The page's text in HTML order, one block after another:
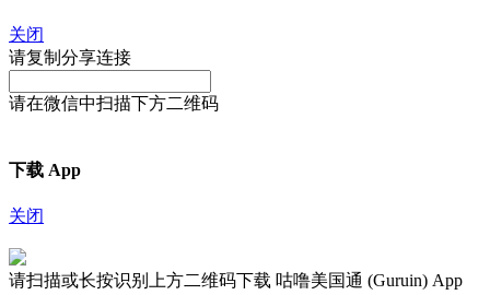
关闭
请复制分享连接
请在微信中扫描下方二维码
下载 App
关闭
请扫描或长按识别上方二维码下载 咕噜美国通 (Guruin) App